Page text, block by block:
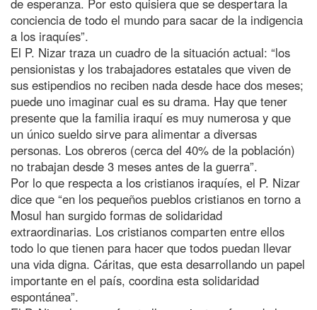
conciencia de todo el mundo para sacar de la indigencia
a los iraquíes”.
El P. Nizar traza un cuadro de la situación actual: “los
pensionistas y los trabajadores estatales que viven de
sus estipendios no reciben nada desde hace dos meses;
puede uno imaginar cual es su drama. Hay que tener
presente que la familia iraquí es muy numerosa y que
un único sueldo sirve para alimentar a diversas
personas. Los obreros (cerca del 40% de la población)
no trabajan desde 3 meses antes de la guerra”.
Por lo que respecta a los cristianos iraquíes, el P. Nizar
dice que “en los pequeños pueblos cristianos en torno a
Mosul han surgido formas de solidaridad
extraordinarias. Los cristianos comparten entre ellos
todo lo que tienen para hacer que todos puedan llevar
una vida digna. Cáritas, que esta desarrollando un papel
importante en el país, coordina esta solidaridad
espontánea”.